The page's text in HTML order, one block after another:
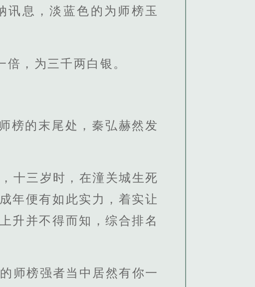
讯息，淡蓝色的为师榜玉
，为三千两白银。
榜的末尾处，秦弘赫然发
十三岁时，在潼关城生死
年便有如此实力，着实让
升并不得而知，综合排名
师榜强者当中居然有你一